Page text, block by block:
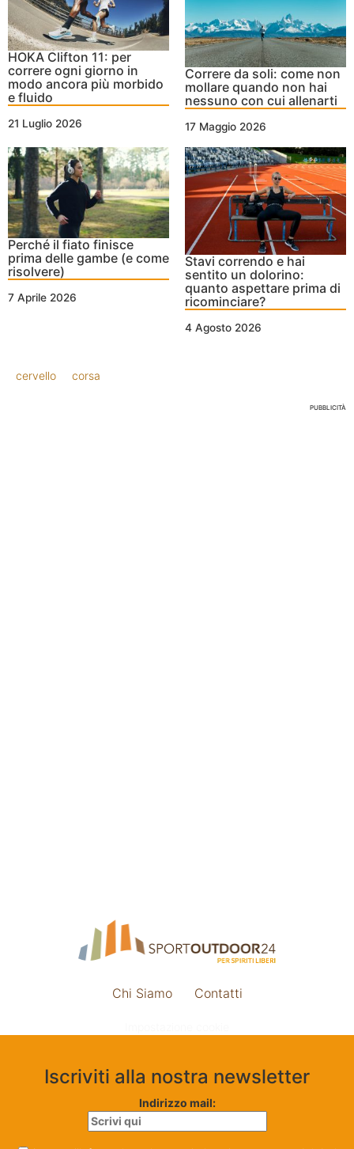
HOKA Clifton 11: per
correre ogni giorno in
modo ancora più morbido
e fluido
21 Luglio 2026
Correre da soli: come non
mollare quando non hai
nessuno con cui allenarti
17 Maggio 2026
Perché il fiato finisce
prima delle gambe (e come
risolvere)
7 Aprile 2026
Stavi correndo e hai
sentito un dolorino:
quanto aspettare prima di
ricominciare?
4 Agosto 2026
cervello corsa
PUBBLICITÀ
Chi Siamo Contatti
Iscriviti alla nostra newsletter
Indirizzo mail: